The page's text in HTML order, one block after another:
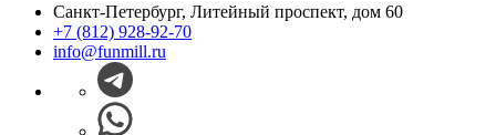
Санкт-Петербург, Литейный проспект, дом 60
+7 (812) 928-92-70
info@funmill.ru